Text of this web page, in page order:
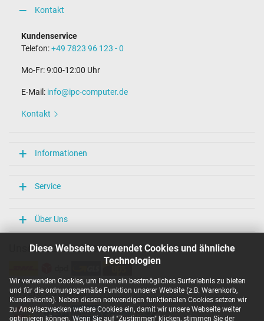
Diese Webseite verwendet Cookies und ähnliche
Technologien
Wir verwenden Cookies, um Ihnen ein bestmögliches Surferlebnis zu bieten
und für die ordnungsgemäße Funktion unserer Website (z.B. Warenkorb,
Kundenkonto). Neben diesen notwendigen funktionalen Cookies setzen wir
zu Anaylsezwecken weitere Cookies ein, damit wir unsere Webseite weiter
optimieren können. Wenn Sie auf "Zustimmen" klicken, stimmen Sie der
Kontakt
Kundenservice
Telefon:+49 7823 96 123 - 0
Mo-Fr: 9:00-12:00 Uhr
E-Mail: info@ipc-computer.de
Kontakt
Informationen
Service
Über Uns
Unsere Versandarten
Unsere Zahlarten